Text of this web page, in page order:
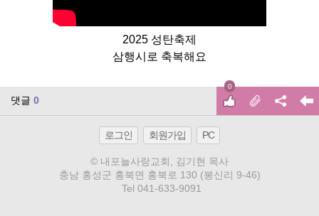
2025 성탄축제
삼행시로 축복해요
댓글 0
0
로그인 회원가입 PC
© 내포늘사랑교회 , 김기현 목사
충남 홍성군 홍북면 홍북로 130 (봉신리 9-46)
Tel 041-633-9091